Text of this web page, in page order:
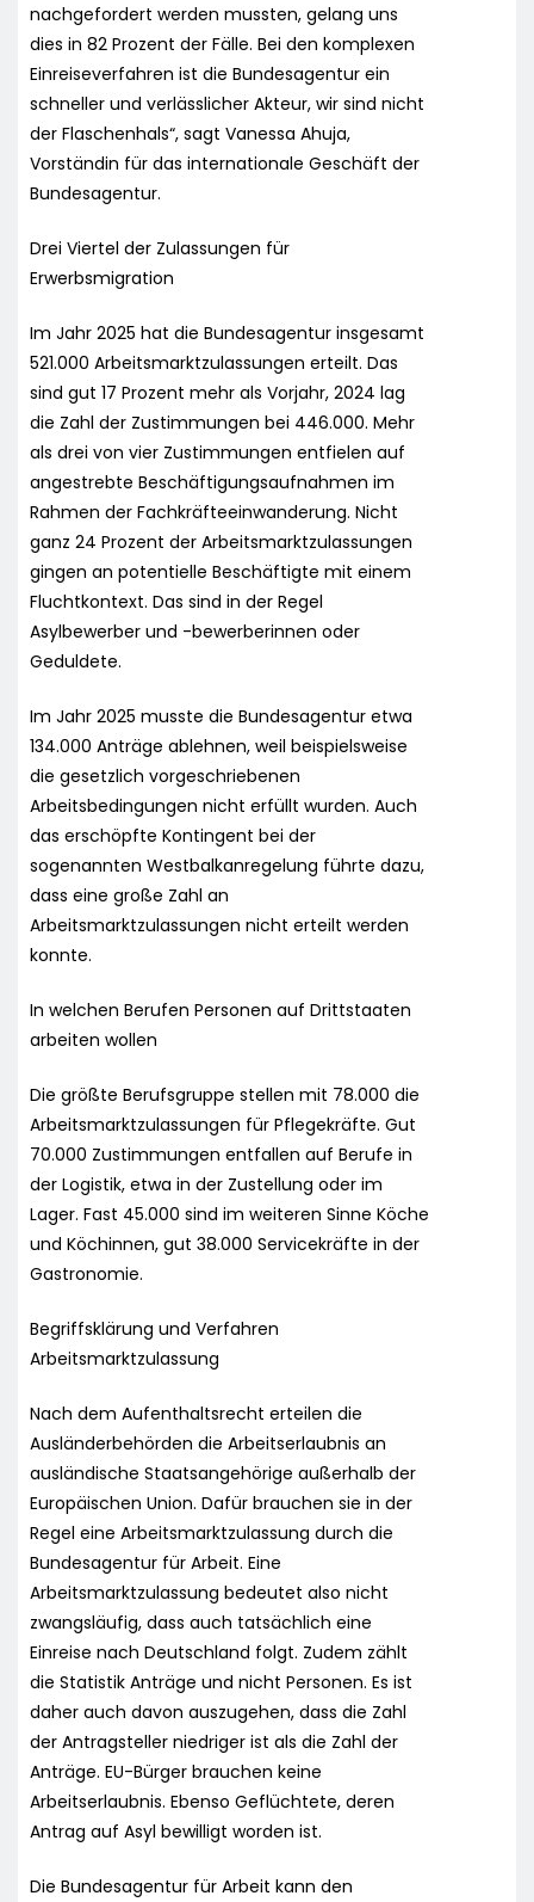
nachgefordert werden mussten, gelang uns
dies in 82 Prozent der Fälle. Bei den komplexen
Einreiseverfahren ist die Bundesagentur ein
schneller und verlässlicher Akteur, wir sind nicht
der Flaschenhals“, sagt Vanessa Ahuja,
Vorständin für das internationale Geschäft der
Bundesagentur.
Drei Viertel der Zulassungen für
Erwerbsmigration
Im Jahr 2025 hat die Bundesagentur insgesamt
521.000 Arbeitsmarktzulassungen erteilt. Das
sind gut 17 Prozent mehr als Vorjahr, 2024 lag
die Zahl der Zustimmungen bei 446.000. Mehr
als drei von vier Zustimmungen entfielen auf
angestrebte Beschäftigungsaufnahmen im
Rahmen der Fachkräfteeinwanderung. Nicht
ganz 24 Prozent der Arbeitsmarktzulassungen
gingen an potentielle Beschäftigte mit einem
Fluchtkontext. Das sind in der Regel
Asylbewerber und -bewerberinnen oder
Geduldete.
Im Jahr 2025 musste die Bundesagentur etwa
134.000 Anträge ablehnen, weil beispielsweise
die gesetzlich vorgeschriebenen
Arbeitsbedingungen nicht erfüllt wurden. Auch
das erschöpfte Kontingent bei der
sogenannten Westbalkanregelung führte dazu,
dass eine große Zahl an
Arbeitsmarktzulassungen nicht erteilt werden
konnte.
In welchen Berufen Personen auf Drittstaaten
arbeiten wollen
Die größte Berufsgruppe stellen mit 78.000 die
Arbeitsmarktzulassungen für Pflegekräfte. Gut
70.000 Zustimmungen entfallen auf Berufe in
der Logistik, etwa in der Zustellung oder im
Lager. Fast 45.000 sind im weiteren Sinne Köche
und Köchinnen, gut 38.000 Servicekräfte in der
Gastronomie.
Begriffsklärung und Verfahren
Arbeitsmarktzulassung
Nach dem Aufenthaltsrecht erteilen die
Ausländerbehörden die Arbeitserlaubnis an
ausländische Staatsangehörige außerhalb der
Europäischen Union. Dafür brauchen sie in der
Regel eine Arbeitsmarktzulassung durch die
Bundesagentur für Arbeit. Eine
Arbeitsmarktzulassung bedeutet also nicht
zwangsläufig, dass auch tatsächlich eine
Einreise nach Deutschland folgt. Zudem zählt
die Statistik Anträge und nicht Personen. Es ist
daher auch davon auszugehen, dass die Zahl
der Antragsteller niedriger ist als die Zahl der
Anträge. EU-Bürger brauchen keine
Arbeitserlaubnis. Ebenso Geflüchtete, deren
Antrag auf Asyl bewilligt worden ist.
Die Bundesagentur für Arbeit kann den